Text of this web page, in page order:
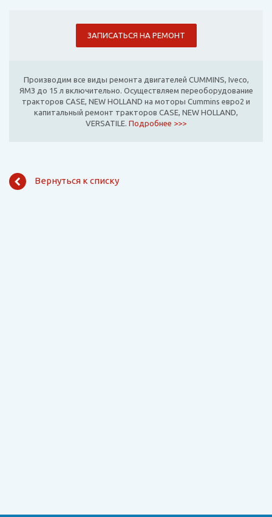
ЗАПИСАТЬСЯ НА РЕМОНТ
Производим все виды ремонта двигателей CUMMINS, Iveco,
ЯМЗ до 15 л включительно. Осуществляем переоборудование
тракторов CASE, NEW HOLLAND на моторы Cummins евро2 и
капитальный ремонт тракторов CASE, NEW HOLLAND,
VERSATILE. Подробнее >>>
Вернуться к списку